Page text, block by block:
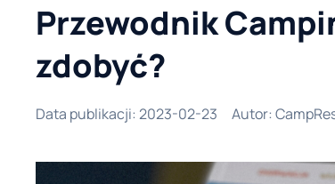
Przewodnik
zdobyć?
Data publikacji: 2023-02-23 Autor: